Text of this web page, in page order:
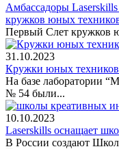
Амбассадоры
кружков юных
Первый Слет кружков
31.10.2023
Кружки юных
На базе лаборатории
№ 54 были...
10.10.2023
Laserskills оснащает
В России создают